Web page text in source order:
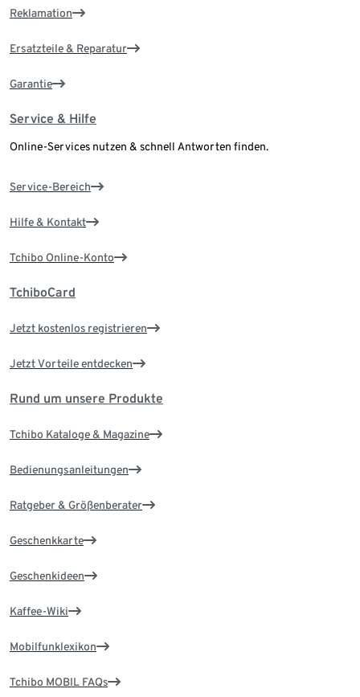
Reklamation
Ersatzteile & Reparatur
Garantie
Service & Hilfe
Online-Services nutzen & schnell Antworten finden.
Service-Bereich
Hilfe & Kontakt
Tchibo Online-Konto
TchiboCard
Jetzt kostenlos registrieren
Jetzt Vorteile entdecken
Rund um unsere Produkte
Tchibo Kataloge & Magazine
Bedienungsanleitungen
Ratgeber & Größenberater
Geschenkkarte
Geschenkideen
Kaffee-Wiki
Mobilfunklexikon
Tchibo MOBIL FAQs